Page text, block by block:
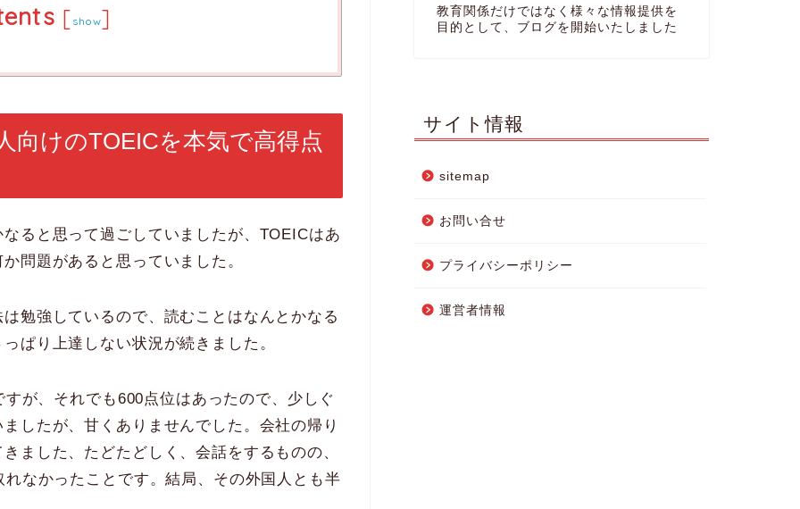
[ show]
向けのTOEICを本気で高得点
ると思って過ごしていましたが、TOEICはあ
問題があると思っていました。
勉強しているので、読むことはなんとかなる
ぱり上達しない状況が続きました。
が、それでも600点位はあったので、少しぐ
したが、甘くありませんでした。会社の帰り
ました、たどたどしく、会話をするものの、
なかったことです。結局、その外国人とも半
教育関係だけではなく様々な情報提供を
目的として、ブログを開始いたしました
サイト情報
sitemap
お問い合せ
プライバシーポリシー
運営者情報